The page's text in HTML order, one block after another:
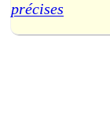
précises